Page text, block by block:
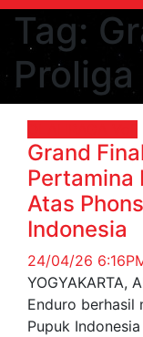
Tag:
Grand
Pertamina
Atas
Indonesia
24/04/26
YOGYAKARTA,
Enduro berhasil
Pupuk